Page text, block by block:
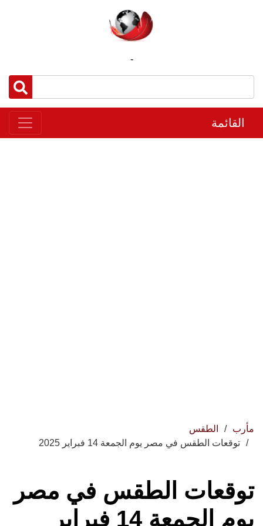
-
القائمة
مأرب
الطقس
توقعات الطقس في مصر يوم الجمعة 14 فبراير 2025
توقعات الطقس في مصر
يوم الجمعة 14 فبراير